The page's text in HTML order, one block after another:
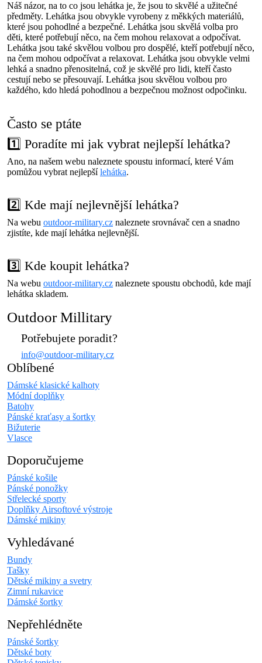
Náš názor, na to co jsou lehátka je, že jsou to skvělé a užitečné
předměty. Lehátka jsou obvykle vyrobeny z měkkých materiálů,
které jsou pohodlné a bezpečné. Lehátka jsou skvělá volba pro
děti, které potřebují něco, na čem mohou relaxovat a odpočívat.
Lehátka jsou také skvělou volbou pro dospělé, kteří potřebují něco,
na čem mohou odpočívat a relaxovat. Lehátka jsou obvykle velmi
lehká a snadno přenositelná, což je skvělé pro lidi, kteří často
cestují nebo se přesouvají. Lehátka jsou skvělou volbou pro
každého, kdo hledá pohodlnou a bezpečnou možnost odpočinku.
Často se ptáte
1️⃣ Poradíte mi jak vybrat nejlepší lehátka?
Ano, na našem webu naleznete spoustu informací, které Vám
pomůžou vybrat nejlepšílehátka.
2️⃣ Kde mají nejlevnější lehátka?
Na webu outdoor-military.cz naleznete srovnávač cen a snadno
zjistíte, kde mají lehátka nejlevnější.
3️⃣ Kde koupit lehátka?
Na webu outdoor-military.cz naleznete spoustu obchodů, kde mají
lehátka skladem.
Outdoor Millitary
Potřebujete poradit?
info@outdoor-military.cz
Oblíbené
Dámské klasické kalhoty
Módní doplňky
Batohy
Pánské kraťasy a šortky
Bižuterie
Vlasce
Doporučujeme
Pánské košile
Pánské ponožky
Střelecké sporty
Doplňky Airsoftové výstroje
Dámské mikiny
Vyhledávané
Bundy
Tašky
Dětské mikiny a svetry
Zimní rukavice
Dámské šortky
Nepřehlédněte
Pánské šortky
Dětské boty